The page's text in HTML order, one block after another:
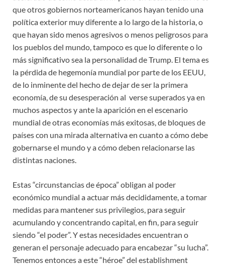
que otros gobiernos norteamericanos hayan tenido una
política exterior muy diferente a lo largo de la historia, o
que hayan sido menos agresivos o menos peligrosos para
los pueblos del mundo, tampoco es que lo diferente o lo
más significativo sea la personalidad de Trump. El tema es
la pérdida de hegemonía mundial por parte de los EEUU,
de lo inminente del hecho de dejar de ser la primera
economía, de su desesperación al verse superados ya en
muchos aspectos y ante la aparición en el escenario
mundial de otras economías más exitosas, de bloques de
países con una mirada alternativa en cuanto a cómo debe
gobernarse el mundo y a cómo deben relacionarse las
distintas naciones.
Estas “circunstancias de época” obligan al poder
económico mundial a actuar más decididamente, a tomar
medidas para mantener sus privilegios, para seguir
acumulando y concentrando capital, en fin, para seguir
siendo “el poder”. Y estas necesidades encuentran o
generan el personaje adecuado para encabezar “su lucha”.
Tenemos entonces a este “héroe” del establishment